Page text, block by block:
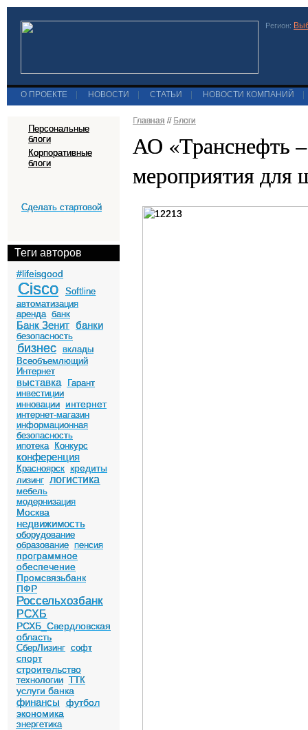
Регион:
О ПРОЕКТЕ НОВОСТИ СТАТЬИ НОВОСТИ КОМПАНИЙ
Персональные
блоги
Корпоративные
блоги
Сделать стартовой
Теги авторов
#lifeisgood
Cisco
Softline
автоматизация
аренда банк
Банк Зенит банки
безопасность
бизнес
вклады
Всеобъемлющий
Интернет
выставка
Гарант
инвестиции
инновации
интернет
интернет-магазин
информационная
безопасность
ипотека
Конкурс
конференция
Красноярск кредиты
лизинг логистика
мебель
модернизация
Москва
недвижимость
оборудование
образование пенсия
программное
обеспечение
Промсвязьбанк
ПФР
Россельхозбанк
РСХБ
РСХБ_Свердловская
область
СберЛизинг софт
спорт
строительство
технологии ТТК
услуги банка
финансы
футбол
экономика
энергетика
Главная // Блоги
АО «Транснефть
мероприятия для